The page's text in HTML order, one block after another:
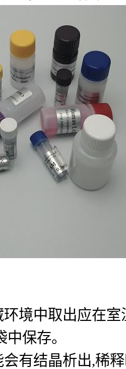
环境中取出应在
保存。
有结晶析出,稀